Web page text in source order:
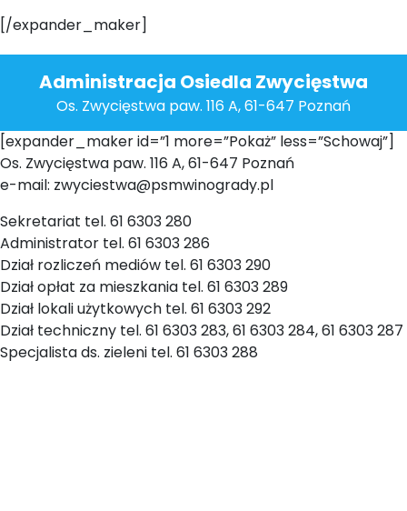
[/expander_maker]
Administracja Osiedla Zwycięstwa
Os. Zwycięstwa paw. 116 A, 61-647 Poznań
[expander_maker id=”1 more=”Pokaż” less=”Schowaj”]
Os. Zwycięstwa paw. 116 A, 61-647 Poznań
e-mail: zwyciestwa@psmwinogrady.pl
Sekretariat tel. 61 6303 280
Administrator tel. 61 6303 286
Dział rozliczeń mediów tel. 61 6303 290
Dział opłat za mieszkania tel. 61 6303 289
Dział lokali użytkowych tel. 61 6303 292
Dział techniczny tel. 61 6303 283, 61 6303 284, 61 6303 287
Specjalista ds. zieleni tel. 61 6303 288